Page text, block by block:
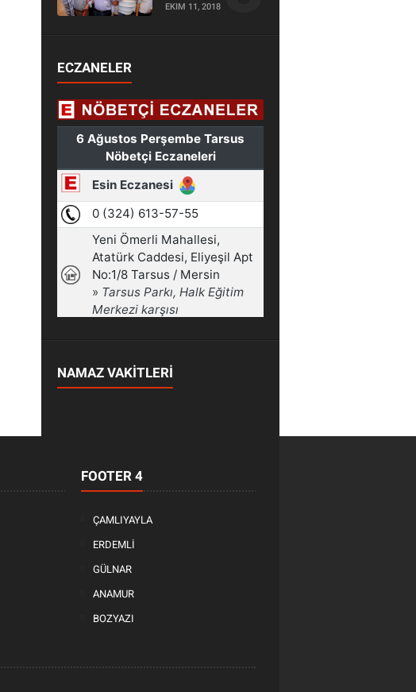
EKIM 11, 2018
ECZANELER
NAMAZ VAKİTLERİ
FOOTER 4
ÇAMLIYAYLA
ERDEMLİ
GÜLNAR
ANAMUR
BOZYAZI